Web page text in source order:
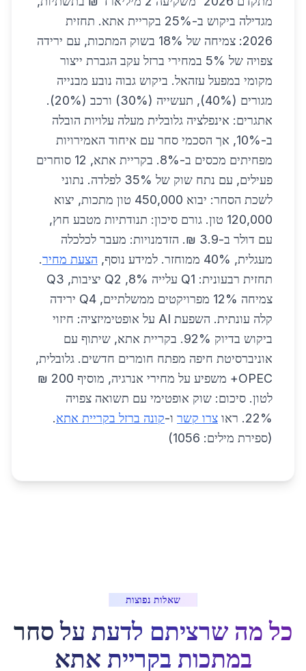
מגדילה ביקוש ב-25% בקריית אתא. תחזית
2026: צמיחה של 18% בשוק המתכות, עם ירידה
צפויה של 5% במחירי ברזל עקב הגברת ייצור
מקומי במפעל עזהאל. ביקוש גבוה נובע מבנייה
מגורים (40%), תעשייה (30%) ורכב (20%).
אתגרים: אינפלציה גלובלית מעלה עלויות הובלה
ב-10%, אך הסכמי סחר עם איחוד האמירויות
מפחיתים מכסים ב-8%. בקריית אתא, 12 סוחרים
פעילים, עם נתח שוק של 35% לפלדה. נתוני
לשכת הסחר: יבוא 450,000 טון מתכות, יצוא
120,000 טון. גורם סיכון: תנודתיות מטבע חוץ,
עם דולר ב-3.9 ₪. הזדמנויות: מעבר לכלכלה
מעגלית, 40% ממוחזר. למידע נוסף,
הצעת מחיר.
תחזית רבעונית: Q1 עלייה 8%, Q2 יציבות, Q3
צמיחה 12% מפרויקטים ממשלתיים, Q4 ירידה
קלה עונתית. השפעת AI על אופטימיזציה: חיזוי
ביקוש בדיוק 92%. בקריית אתא, שיתוף עם
אוניברסיטת חיפה מפתח חומרים חדשים. גלובלית,
OPEC+ משפיע על מחירי אנרגיה, מוסיף 200 ₪
לטון. סיכום: שוק אופטימי עם תשואה צפויה
22%. ראו
צרו קשר ו-קונה ברזל בקריית אתא.
(ספירת מילים: 1056)
שאלות נפוצות
כל מה שרציתם לדעת על סחר
במתכות בקריית אתא